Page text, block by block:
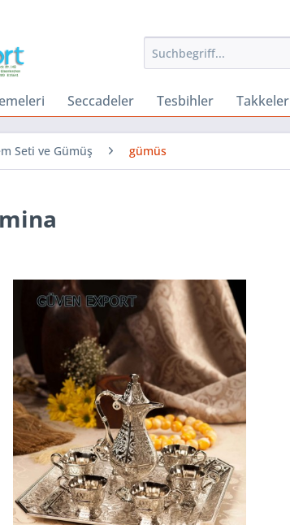
Seccadeler Tesbihler Takkeler
Seti ve Gümüş gümüs